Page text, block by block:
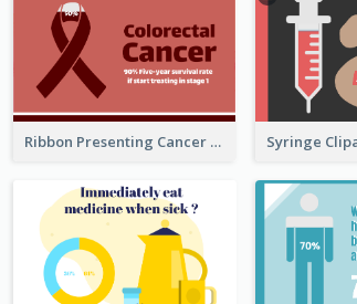
Ribbon Presenting Cancer